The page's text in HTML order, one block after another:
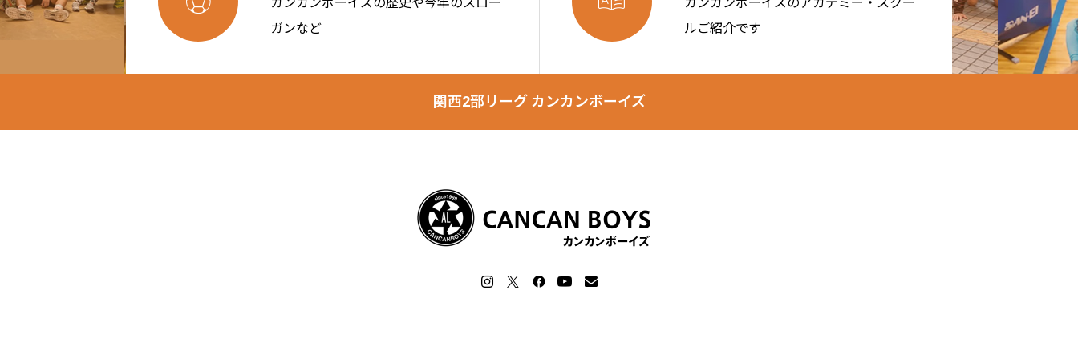
ガンなど
ルご紹介です
関西2部リーグ カンカンボーイズ